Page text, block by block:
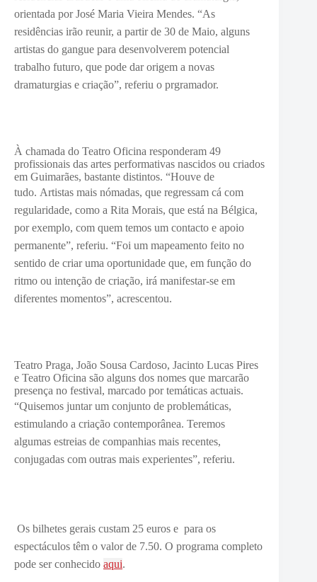
orientada porJosé Maria Vieira Mendes. “As
residências irão reunir, a partir de 30 de Maio, alguns
artistas do gangue para desenvolverem potencial
trabalho futuro, que pode dar origem a novas
dramaturgias e criação”, referiu o prgramador.
À chamada do Teatro Oficina responderam 49
profissionais das artes performativas nascidos ou criados
em Guimarães, bastante distintos. “Houve de
tudo. Artistas mais nómadas, que regressam cá com
regularidade, como a Rita Morais, que está na Bélgica,
por exemplo, com quem temos um contacto e apoio
permanente”, referiu. “Foi um mapeamento feito no
sentido de criar uma oportunidade que, em função do
ritmo ou intenção de criação, irá manifestar-se em
diferentes momentos”, acrescentou.
Teatro Praga, João Sousa Cardoso, Jacinto Lucas Pires
e Teatro Oficina são alguns dos nomes que marcarão
presença no festival, marcado por temáticas actuais.
“Quisemos juntar um conjunto de problemáticas,
estimulando a criação contemporânea. Teremos
algumas estreias de companhias mais recentes,
conjugadas com outras mais experientes”, referiu.
Os bilhetes gerais custam 25 euros e para os
espectáculos têm o valor de 7.50. O programa completo
pode ser conhecido aqui.